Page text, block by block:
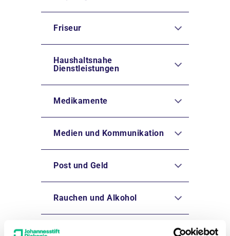
Friseur
Haushaltsnahe
Dienstleistungen
Medikamente
Medien und Kommunikation
Post und Geld
Rauchen und Alkohol
Standesamtliche Meldungen